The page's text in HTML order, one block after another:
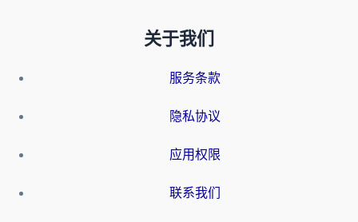
关于我们
服务条款
隐私协议
应用权限
联系我们